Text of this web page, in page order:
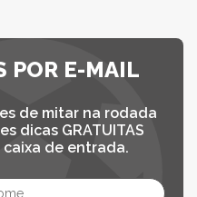
POR E-MAIL
de mitar na rodada
dicas GRATUITAS
de entrada.